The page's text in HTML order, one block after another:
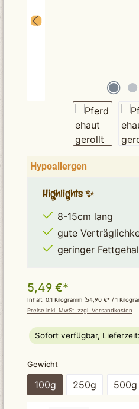
Hypoallergen
Highlights ✨
8-15cm lang
gute
geringer
5,49 €*
Inhalt: 0.1 Kilogramm (54,90 €* / 1
Preise inkl. MwSt. zzgl. Versandkosten
Sofort verfügbar,
Gewichtauswählen
100g 250g 500g